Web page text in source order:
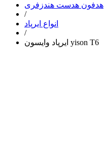
هدفون هدست هندزفری
/
انواع ایرپاد
/
ایرپاد وایسون yison T6